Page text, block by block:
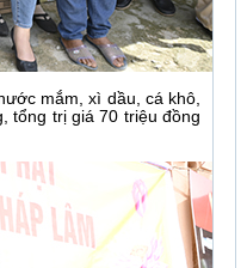
mắm, xì dầu, cá khô,
tổng trị giá 70 triệu đồng